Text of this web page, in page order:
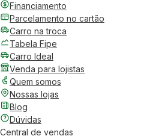
Financiamento
Parcelamento no cartão
Carro na troca
Tabela Fipe
Carro Ideal
Venda para lojistas
Quem somos
Nossas lojas
Blog
Dúvidas
Central de vendas